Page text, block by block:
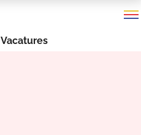
Vacatures